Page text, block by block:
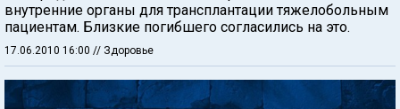
внутренние органы для трансплантации тяжелобольным
пациентам. Близкие погибшего согласились на это.
17.06.2010 16:00 // Здоровье